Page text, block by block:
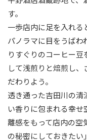
す。
一歩店内に足を入れ
パノラマに目をうばわ
りすぐりのコーヒー
して浅煎りと焙煎し
だわりよう。
透き通った吉田川の
い香りに包まれる幸
離感をもって店内の空
の秘密にしておきたい